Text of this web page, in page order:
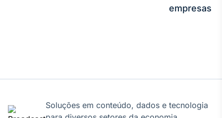
de ativos
empresas
Soluções em conteúdo, dados e tecnologia